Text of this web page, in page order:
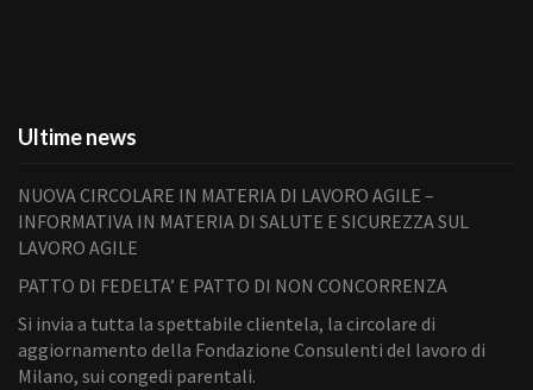
Ultime news
NUOVA CIRCOLARE IN MATERIA DI LAVORO AGILE –
INFORMATIVA IN MATERIA DI SALUTE E SICUREZZA SUL
LAVORO AGILE
PATTO DI FEDELTA’ E PATTO DI NON CONCORRENZA
Si invia a tutta la spettabile clientela, la circolare di
aggiornamento della Fondazione Consulenti del lavoro di
Milano, sui congedi parentali.